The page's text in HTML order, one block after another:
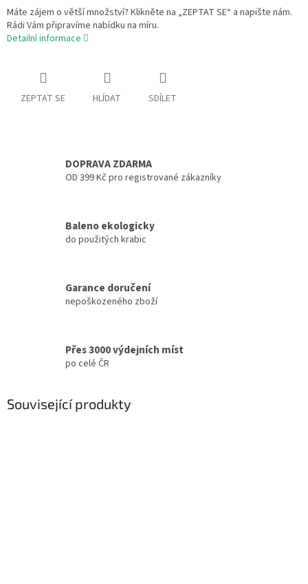
Máte zájem o větší množství? Klikněte na „ZEPTAT SE“ a napište nám.
Rádi Vám připravíme nabídku na míru.
Detailní informace
ZEPTAT SE HLÍDAT SDÍLET
DOPRAVA ZDARMA
OD 399 Kč pro registrované zákazníky
Baleno ekologicky
do použitých krabic
Garance doručení
nepoškozeného zboží
Přes 3000 výdejních míst
po celé ČR
Související produkty